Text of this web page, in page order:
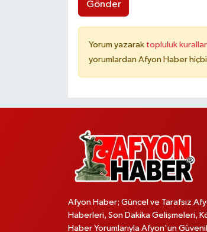
Gönder
Yorum yazarak topluluk
yorumlardan Afyon Haber
Afyon Haber; Güncel ve Tarafsız
Haberleri, Son Dakika Gelişmeleri,
Haber Yorumlarıyla Afyon'un